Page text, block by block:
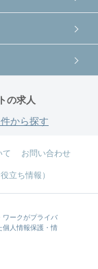
の求人
から探す
て お問い合わせ
立ち情報）
ワークがプライバ
個人情報保護・情